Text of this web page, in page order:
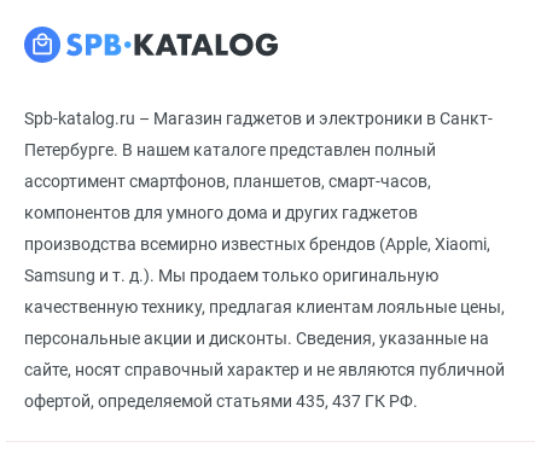
Spb-katalog.ru – Магазин гаджетов и электроники в Санкт-
Петербурге. В нашем каталоге представлен полный
ассортимент смартфонов, планшетов, смарт-часов,
компонентов для умного дома и других гаджетов
производства всемирно известных брендов (Apple, Xiaomi,
Samsung и т. д.). Мы продаем только оригинальную
качественную технику, предлагая клиентам лояльные цены,
персональные акции и дисконты. Сведения, указанные на
сайте, носят справочный характер и не являются публичной
офертой, определяемой статьями 435, 437 ГК РФ.